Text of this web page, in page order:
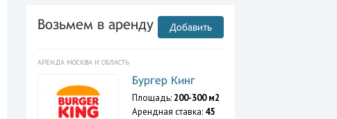
Возьмем в аренду Добавить
АРЕНДА МОСКВА И ОБЛАСТЬ
Бургер Кинг
Площадь: 200-300 м2
Арендная ставка: 45